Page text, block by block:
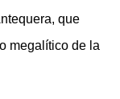
que
megalítico de la